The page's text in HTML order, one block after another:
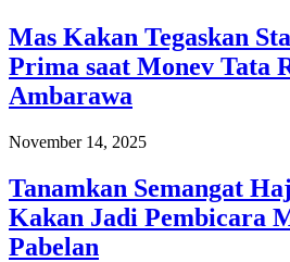
Mas Kakan Tegaskan
Prima saat Monev Tata
Ambarawa
November 14, 2025
Tanamkan Semangat
Kakan Jadi Pembicara
Pabelan